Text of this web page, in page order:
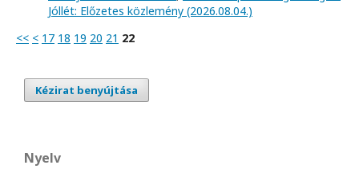
Jóllét: Előzetes közlemény (2026.08.04.)
<< < 17 18 19 20 21 22
Kézirat benyújtása
Nyelv